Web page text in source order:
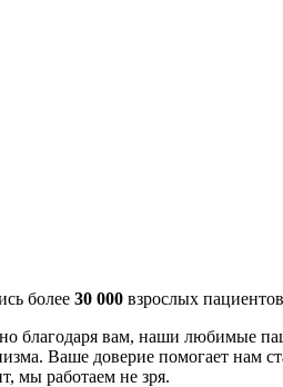
более 30 000 взрослых
благодаря вам, наши любимые
Ваше доверие помогает нам
мы работаем не зря.